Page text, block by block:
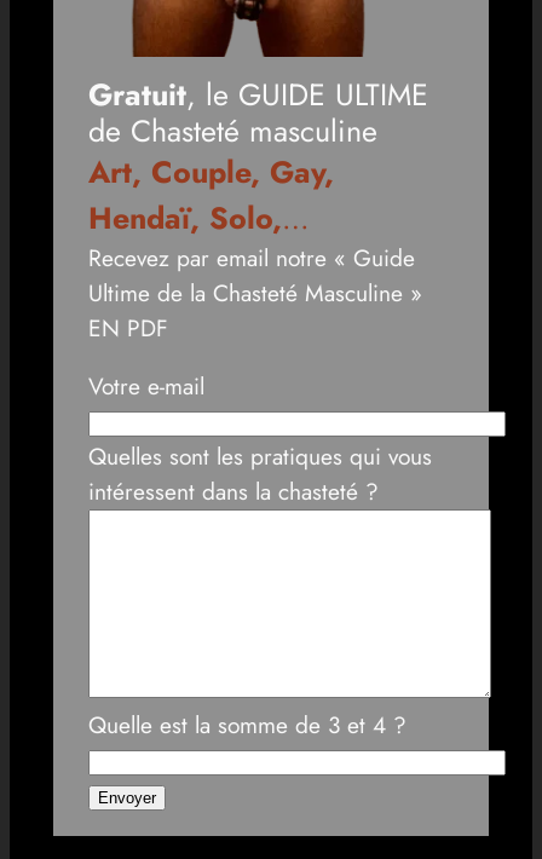
Gratuit, le GUIDE ULTIME
de Chasteté masculine
Art, Couple, Gay,
Hendaï, Solo,…
Recevez par email notre « Guide
Ultime de la Chasteté Masculine »
EN PDF
Votre e-mail
Quelles sont les pratiques qui vous
intéressent dans la chasteté ?
Quelle est la somme de 3 et 4 ?